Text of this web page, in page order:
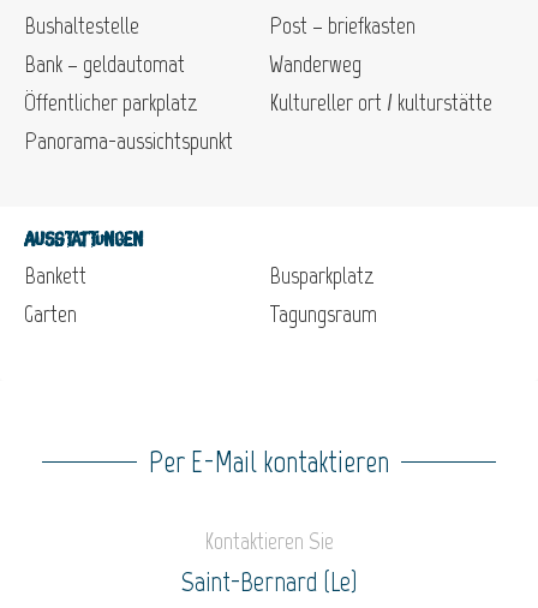
Bushaltestelle
Bank – geldautomat
Öffentlicher parkplatz
Panorama-aussichtspunkt
Post – briefkasten
Wanderweg
Kultureller ort / kulturstätte
Ausstattungen
Bankett
Garten
Busparkplatz
Tagungsraum
Per E-Mail kontaktieren
Kontaktieren Sie
Saint-Bernard (Le)